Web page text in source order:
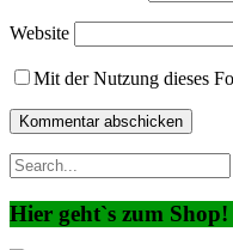
Website
Mit der Nutzung dieses
Hier geht`s zum